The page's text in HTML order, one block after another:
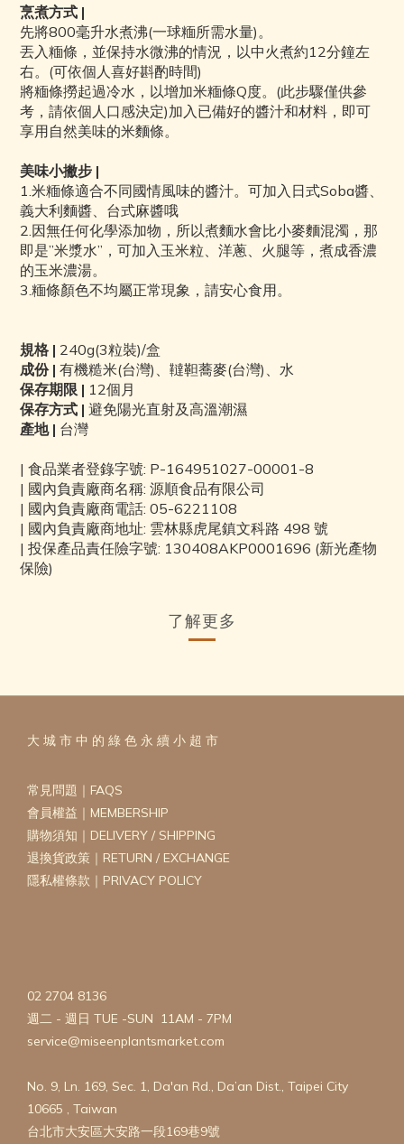
烹煮方式 |
先將800毫升水煮沸(一球糆所需水量)。
丟入糆條，並保持水微沸的情況，以中火煮約12分鐘左
右。(可依個人喜好斟酌時間)
將糆條撈起過冷水，以增加米糆條Q度。(此步驟僅供參
考，請依個人口感決定)加入已備好的醬汁和材料，即可
享用自然美味的米麵條。
美味小撇步 |
1.米糆條適合不同國情風味的醬汁。可加入日式Soba醬、
義大利麵醬、台式麻醬哦
2.因無任何化學添加物，所以煮麵水會比小麥麵混濁，那
即是”米漿水”，可加入玉米粒、洋蔥、火腿等，煮成香濃
的玉米濃湯。
3.糆條顏色不均屬正常現象，請安心食用。
規格 | 240g(3粒裝)/盒
成份 | 有機糙米(台灣)、韃靼蕎麥(台灣)、水
保存期限 | 12個月
保存方式 | 避免陽光直射及高溫潮濕
產地 | 台灣
| 食品業者登錄字號: P-164951027-00001-8
| 國內負責廠商名稱: 源順食品有限公司
| 國內負責廠商電話: 05-6221108
| 國內負責廠商地址: 雲林縣⻁尾鎮文科路 498 號
| 投保產品責任險字號: 130408AKP0001696 (新光產物
保險)
了解更多
大 城 市 中 的 綠 色 永 續 小 超 市
常見問題｜FAQS
會員權益｜MEMBERSHIP
購物須知｜DELIVERY / SHIPPING
退換貨政策｜RETURN / EXCHANGE
隱私權條款｜PRIVACY POLICY
02 2704 8136
週二 - 週日 TUE -SUN 11AM - 7PM
service@miseenplantsmarket.com
No. 9, Ln. 169, Sec. 1, Da'an Rd., Da’an Dist., Taipei City
10665 , Taiwan
台北市大安區大安路一段169巷9號